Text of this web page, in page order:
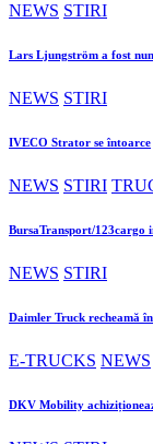
NEWS STIRI
Lars Ljungström a fost
NEWS STIRI
IVECO Strator se întoarce
NEWS STIRI
BursaTransport/123cargo
NEWS STIRI
Daimler Truck recheamă
E-TRUCKS NEWS
DKV Mobility